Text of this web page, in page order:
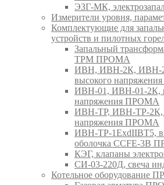
ЭЗГ-МК,
Измерители уровня,
Комплектующие для
устройств и пилотных
Запальный
ТРМ ПРОМА
ИВН, ИВН-2К, ИВН-
высокого
ИВН-01, ИВН-01-2К,
напряжения ПРОМА
ИВН-ТР, ИВН-ТР-2К,
напряжения ПРОМА
ИВН-ТР-1ExdIIBT5,
оболочка CCFE-3B
КЭГ, клапаны
СИ-03-220Д, свеча
Котельное оборудование